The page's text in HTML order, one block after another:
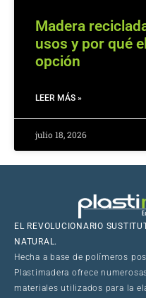
Madera
usos y por qué
opción
LEER MÁS »
julio 18, 2026
EL REVOLUCIONARIO
NATURAL.
Hecha a base de polímeros
Plastimadera ofrece
materiales utilizados para la